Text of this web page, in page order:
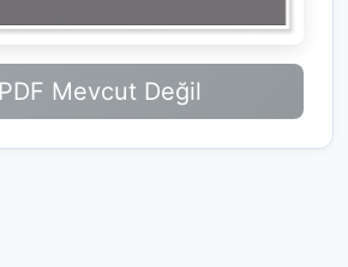
PDF Mevcut Değil